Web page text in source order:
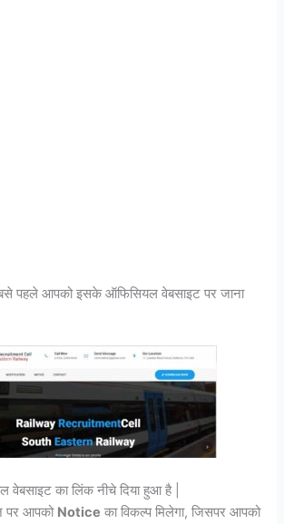
पहले आपको इसके ऑफिसियल वेबसाइट पर जाना
वेबसाइट का लिंक नीचे दिया हुआ है |
पर आपको Notice का विकल्प मिलेगा, जिसपर आपको